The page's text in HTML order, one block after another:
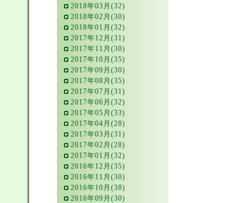
2018年03月(32)
2018年02月(30)
2018年01月(32)
2017年12月(31)
2017年11月(30)
2017年10月(35)
2017年09月(30)
2017年08月(35)
2017年07月(31)
2017年06月(32)
2017年05月(33)
2017年04月(28)
2017年03月(31)
2017年02月(28)
2017年01月(32)
2016年12月(35)
2016年11月(30)
2016年10月(38)
2016年09月(30)